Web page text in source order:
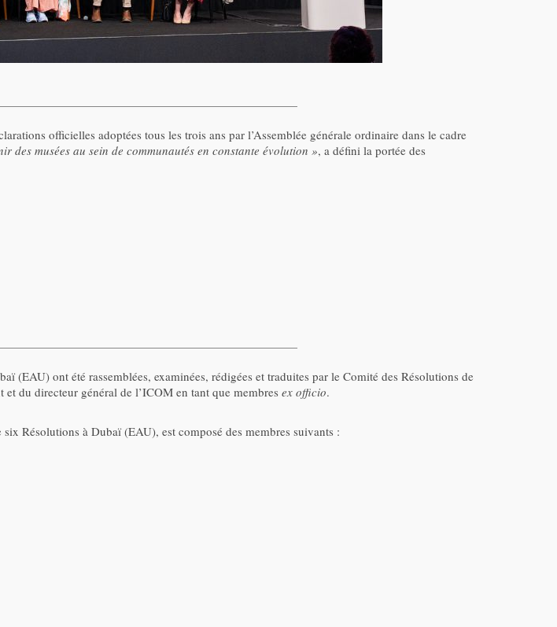
officielles adoptées tous les trois ans par l’Assemblée générale ordinaire dans le cadre
des musées au sein de communautés en constante évolution », a défini la portée des
(EAU) ont été rassemblées, examinées, rédigées et traduites par le Comité des Résolutions de
du directeur général de l’ICOM en tant que membres ex officio.
Résolutions à Dubaï (EAU), est composé des membres suivants :